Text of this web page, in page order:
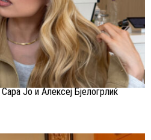
Јо и Алексеј Бјелогрлиќ